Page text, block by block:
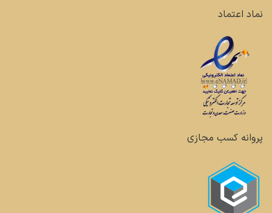
نماد اعتماد
پروانه کسب مجازی